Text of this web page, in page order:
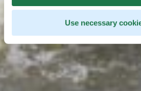
Use necessary